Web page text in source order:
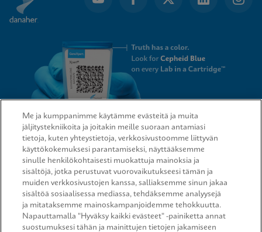
QUICK LINKS
LEGAL
Me ja kumppanimme käytämme evästeitä ja muita
jäljitystekniikoita ja joitakin meille suoraan antamiasi
tietoja, kuten yhteystietoja, verkkosivustoomme liittyvän
käyttökokemuksesi parantamiseksi, näyttääksemme
sinulle henkilökohtaisesti muokattuja mainoksia ja
sisältöjä, jotka perustuvat vuorovaikutukseesi tämän ja
muiden verkkosivustojen kanssa, salliaksemme sinun jakaa
sisältöä sosiaalisessa mediassa, tehdäksemme analyysejä
ja mitataksemme mainoskampanjoidemme tehokkuutta.
Napauttamalla "Hyväksy kaikki evästeet" -painiketta annat
suostumuksesi tähän ja mainittujen tietojen jakamiseen